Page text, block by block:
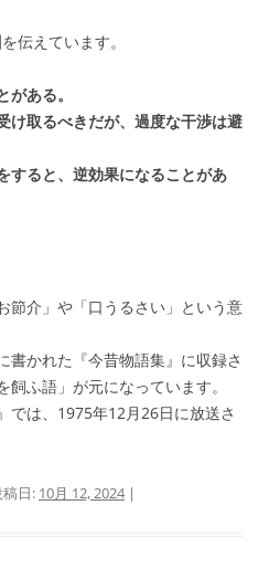
伝えています。
ある。
け取るべきだが、過度な干渉は避
すると、逆効果になることがあ
節介」や「口うるさい」という意
書かれた『今昔物語集』に収録さ
ふ語」が元になっています。
では、1975年12月26日に放送さ
日: 10月 12, 2024|